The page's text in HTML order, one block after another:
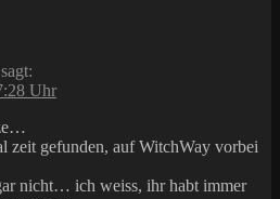
sagt:
Uhr
zeit gefunden, auf WitchWay vorbei
nicht… ich weiss, ihr habt immer